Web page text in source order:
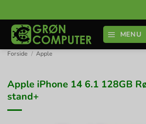
til
indhold
MENU
Forside / Apple
Apple iPhone 14 6.1 128GB
stand+